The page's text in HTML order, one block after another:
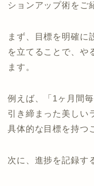
ションアップ術をご
まず、目標を明確に
を立てることで、や
ます。
例えば、「1ヶ月間
引き締まった美しい
具体的な目標を持つ
次に、進捗を記録す